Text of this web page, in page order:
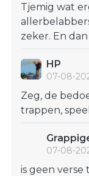
Tjemig wat
zeker. En
HP
07-08-
Zeg, de
trappen,
07-08-
is geen verse